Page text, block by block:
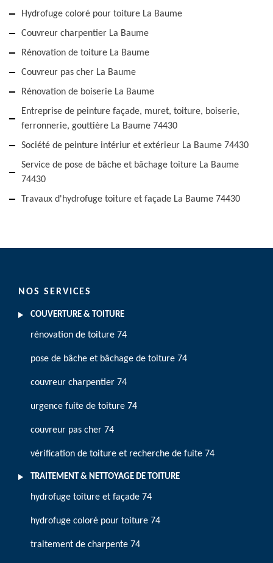
Hydrofuge coloré pour toiture La Baume
Couvreur charpentier La Baume
Rénovation de toiture La Baume
Couvreur pas cher La Baume
Rénovation de boiserie La Baume
Entreprise de peinture façade, muret, toiture, boiserie,
ferronnerie, gouttière La Baume 74430
Société de peinture intériur et extérieur La Baume 74430
Service de pose de bâche et bâchage toiture La Baume
74430
Travaux d'hydrofuge toiture et façade La Baume 74430
NOS SERVICES
COUVERTURE & TOITURE
rénovation de toiture 74
pose de bâche et bâchage de toiture 74
couvreur charpentier 74
urgence fuite de toiture 74
couvreur pas cher 74
vérification de toiture et recherche de fuite 74
TRAITEMENT & NETTOYAGE DE TOITURE
hydrofuge toiture et façade 74
hydrofuge coloré pour toiture 74
traitement de charpente 74